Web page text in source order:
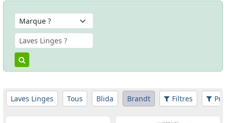
Laves Linges Tous Blida Brandt Filtres